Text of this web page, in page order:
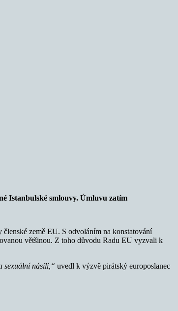
Istanbulské smlouvy. Úmluvu zatím
země EU. S odvoláním na konstatování
většinou. Z toho důvodu Radu EU vyzvali k
sexuální násilí,“ uvedl k výzvě pirátský europoslanec